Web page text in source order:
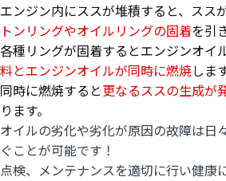
エンジン内にススが堆積すると、 スス
トンリングやオイルリングの固着を引
各種リングが固着するとエンジンオイ
料とエンジンオイルが同時に燃焼しま
同時に燃焼すると更なるススの生成が
ります。
オイルの劣化や劣化が原因の故障は日
ぐことが可能です！
点検、メンテナンスを適切に行い健康